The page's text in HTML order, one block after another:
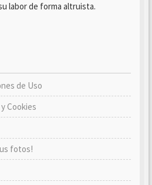
labor de forma altruista.
de Uso
Cookies
fotos!